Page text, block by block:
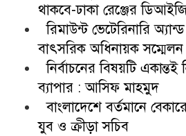
থাকবে-ঢাকা রেঞ্জের
রিমাউন্ট ভেটেরিনারি
বাৎসরিক অধিনায়ক সম্মেলন
নির্বাচনের বিষয়টি একান্তই
ব্যাপার : আসিফ মাহমুদ
বাংলাদেশে বর্তমানে
যুব ও ক্রীড়া সচিব